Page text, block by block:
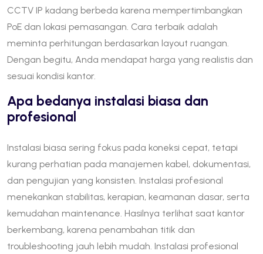
CCTV IP kadang berbeda karena mempertimbangkan
PoE dan lokasi pemasangan. Cara terbaik adalah
meminta perhitungan berdasarkan layout ruangan.
Dengan begitu, Anda mendapat harga yang realistis dan
sesuai kondisi kantor.
Apa bedanya instalasi biasa dan
profesional
Instalasi biasa sering fokus pada koneksi cepat, tetapi
kurang perhatian pada manajemen kabel, dokumentasi,
dan pengujian yang konsisten. Instalasi profesional
menekankan stabilitas, kerapian, keamanan dasar, serta
kemudahan maintenance. Hasilnya terlihat saat kantor
berkembang, karena penambahan titik dan
troubleshooting jauh lebih mudah. Instalasi profesional